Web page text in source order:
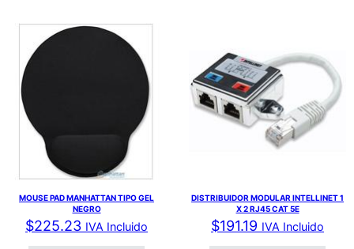
MOUSE PAD MANHATTAN TIPO GEL
NEGRO
$225.23 IVA Incluido
DISTRIBUIDOR MODULAR INTELLINET 1
X 2 RJ45 CAT 5E
$191.19 IVA Incluido